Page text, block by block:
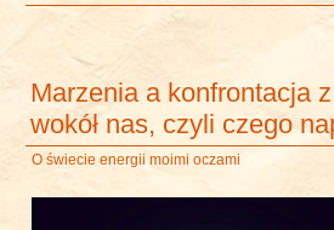
Marzenia a konfrontacja
wokół nas, czyli czego
O świecie energii moimi oczami